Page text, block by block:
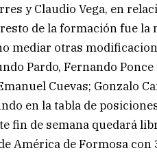
y Claudio Vega, en
de la formación fue
mediar otras
Pardo, Fernando
Cuevas; Gonzalo
en la tabla de
fin de semana quedará
América de Formosa